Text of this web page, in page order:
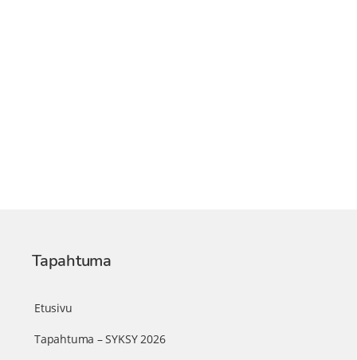
Tapahtuma
Etusivu
Tapahtuma – SYKSY 2026